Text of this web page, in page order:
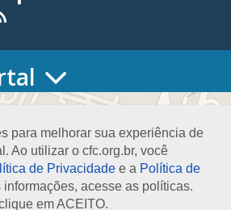
para melhorar sua experiência de
Ao utilizar o cfc.org.br, você
de Privacidade e a Política de
informações, acesse as políticas.
em ACEITO.